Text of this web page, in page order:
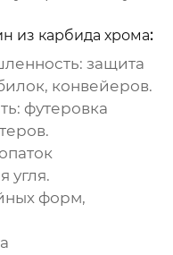
из карбида хрома:
защита
конвейеров.
футеровка
угля.
форм,